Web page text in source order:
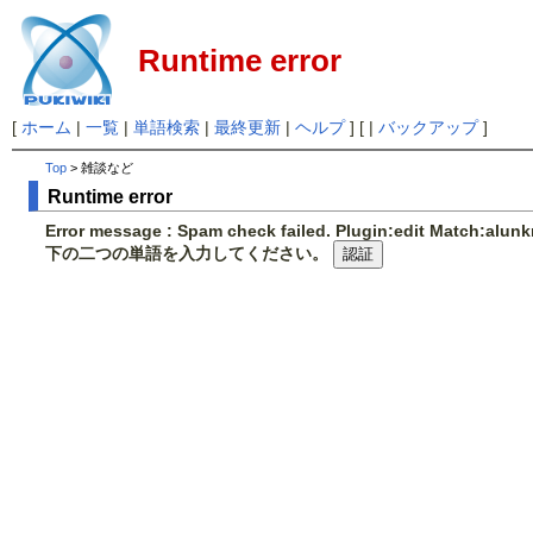
Runtime error
[ ホーム 一覧| 単語検索| 最終更新| ヘルプ] [ | バックアップ]
Top> 雑談など
Runtime error
Error message : Spam check failed. Plugin:edit
下の二つの単語を入力してください。